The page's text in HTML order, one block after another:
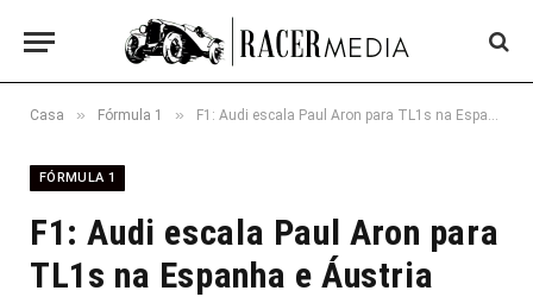
Casa » Fórmula 1 » F1: Audi escala Paul Aron para TL1s na Espanha e Áustria
FÓRMULA 1
F1: Audi escala Paul Aron para
TL1s na Espanha e Áustria